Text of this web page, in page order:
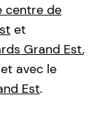
centre de
et
Grand Est,
et avec le
Est.